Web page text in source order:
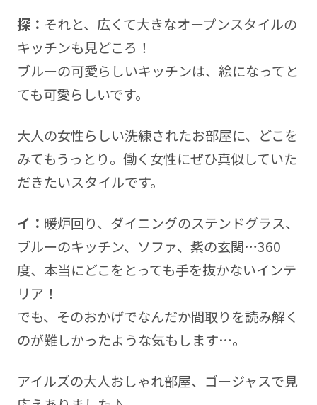
探： それと、広くて大きなオープンスタイルの
キッチンも見どころ！
ブルーの可愛らしいキッチンは、絵になってと
ても可愛らしいです。
大人の女性らしい洗練されたお部屋に、どこを
みてもうっとり。働く女性にぜひ真似していた
だきたいスタイルです。
イ： 暖炉回り、ダイニングのステンドグラス、
ブルーのキッチン、ソファ、紫の玄関…360
度、本当にどこをとっても手を抜かないインテ
リア！
でも、そのおかげでなんだか間取りを読み解く
のが難しかったような気もします…。
アイルズの大人おしゃれ部屋、ゴージャスで見